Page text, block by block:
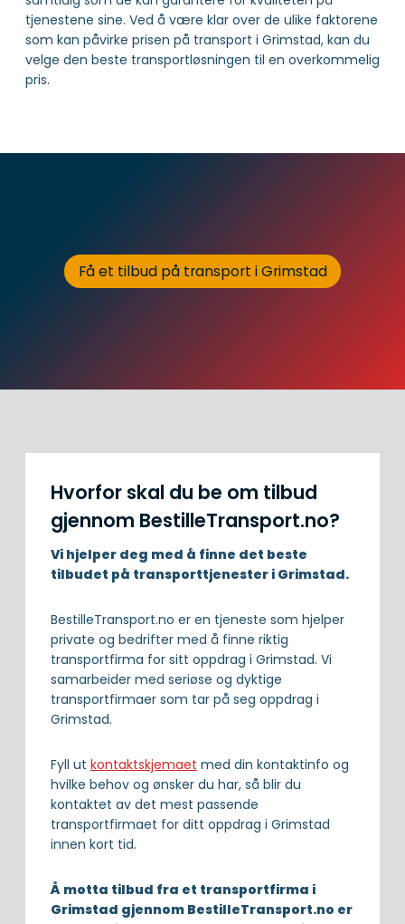
tjenestene sine. Ved å være klar over de ulike faktorene
som kan påvirke prisen på transport i Grimstad, kan du
velge den beste transportløsningen til en overkommelig
pris.
Få et tilbud på transport i Grimstad
Hvorfor skal du be om tilbud
gjennom BestilleTransport.no?
Vi hjelper deg med å finne det beste
tilbudet på transporttjenester i Grimstad.
BestilleTransport.no er en tjeneste som hjelper
private og bedrifter med å finne riktig
transportfirma for sitt oppdrag i Grimstad. Vi
samarbeider med seriøse og dyktige
transportfirmaer som tar på seg oppdrag i
Grimstad.
Fyll ut kontaktskjemaet med din kontaktinfo og
hvilke behov og ønsker du har, så blir du
kontaktet av det mest passende
transportfirmaet for ditt oppdrag i Grimstad
innen kort tid.
Å motta tilbud fra et transportfirma i
Grimstad gjennom BestilleTransport.no er